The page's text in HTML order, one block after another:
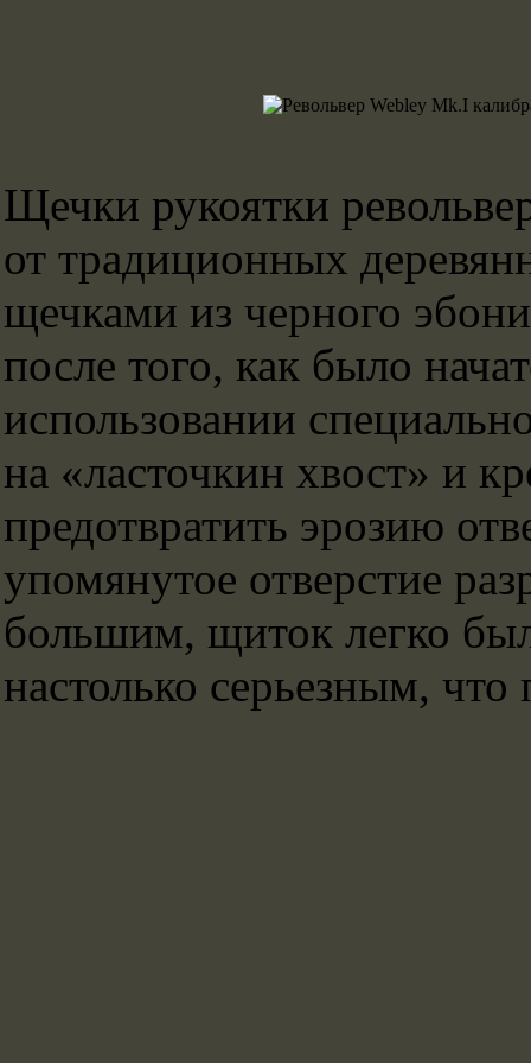
Щечки рукоятки
от традиционных
щечками из черного
после того, как было
использовании
на «ласточкин хвост» и
предотвратить эрозию
упомянутое отверстие
большим, щиток легко
настолько серьезным,